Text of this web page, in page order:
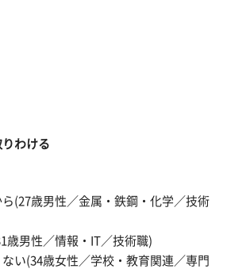
わける
ら(27歳男性／金属・鉄鋼・化学／技術
歳男性／情報・IT／技術職)
ない(34歳女性／学校・教育関連／専門